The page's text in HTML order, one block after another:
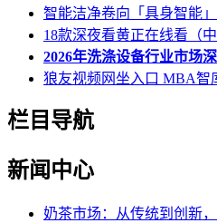
智能洁净卷向「具身智能
18款深夜看黄正在线看（
2026年洗涤设备行业市场
狼友视频网坐入口 MBA智
栏目导航
新闻中心
奶茶市场：从传统到创新